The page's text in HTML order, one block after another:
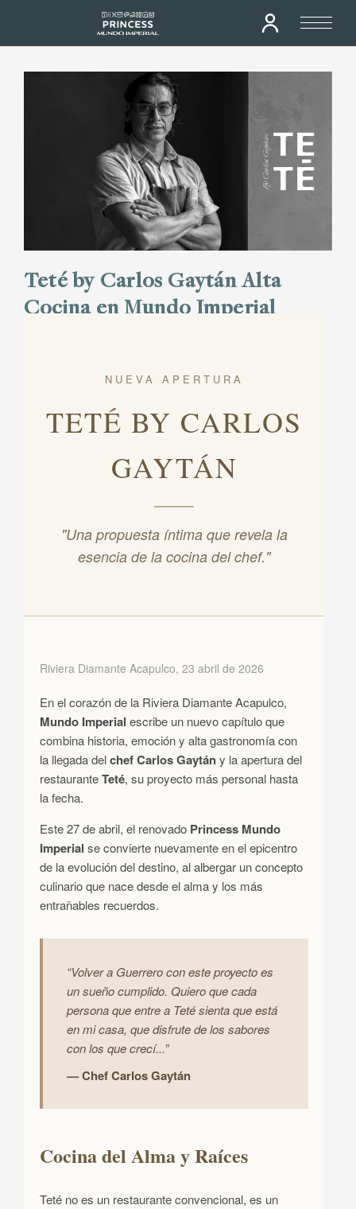
Teté by Carlos Gaytán Alta
Cocina en Mundo Imperial
NUEVA APERTURA
TETÉ BY CARLOS
GAYTÁN
"Una propuesta íntima que revela la
esencia de la cocina del chef."
Riviera Diamante Acapulco, 23 abril de 2026
En el corazón de la Riviera Diamante Acapulco,
Mundo Imperial escribe un nuevo capítulo que
combina historia, emoción y alta gastronomía con
la llegada delchef Carlos Gaytány la apertura del
restauranteTeté, su proyecto más personal hasta
la fecha.
Este 27 de abril, el renovado Princess Mundo
Imperial se convierte nuevamente en el epicentro
de la evolución del destino, al albergar un concepto
culinario que nace desde el alma y los más
entrañables recuerdos.
“Volver a Guerrero con este proyecto es
un sueño cumplido. Quiero que cada
persona que entre a Teté sienta que está
en mi casa, que disfrute de los sabores
con los que crecí...”
— Chef Carlos Gaytán
Cocina del Alma y Raíces
Teté no es un restaurante convencional, es un